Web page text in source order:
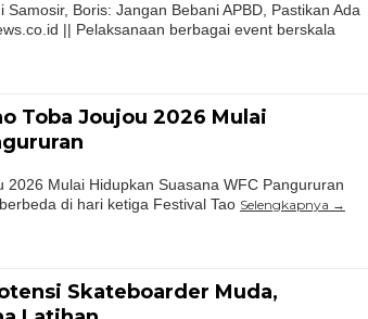
Boris: Jangan Bebani APBD, Pastikan Ada
|| Pelaksanaan berbagai event berskala
Toba Joujou 2026 Mulai
2026 Mulai Hidupkan Suasana WFC Pangururan
di hari ketiga Festival Tao Selengkapnya
Skateboarder Muda,